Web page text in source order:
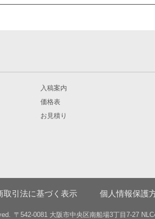
)を減らすため、迅速に対応させていただきま
、保障させていただいております。
場より発送させていただきますが、天災、印
。
入稿案内
価格表
お見積り
取引法に基づく表示 個人情報保護
〒542-0081 大阪市中央区南船場3丁目7-27 NLC